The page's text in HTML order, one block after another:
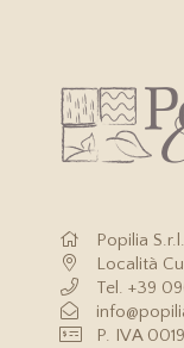
Popilia
Località
Tel. +39
P. IVA